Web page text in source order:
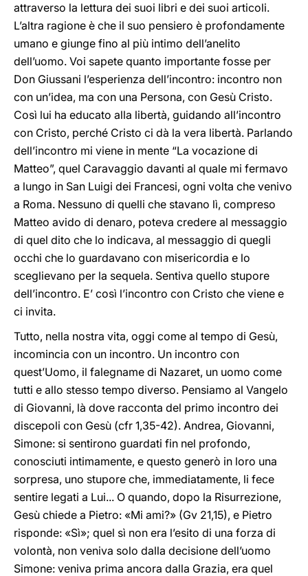
attraverso la lettura dei suoi libri e dei suoi articoli.
L’altra ragione è che il suo pensiero è profondamente
umano e giunge fino al più intimo dell’anelito
dell’uomo. Voi sapete quanto importante fosse per
Don Giussani l’esperienza dell’incontro: incontro non
con un’idea, ma con una Persona, con Gesù Cristo.
Così lui ha educato alla libertà, guidando all’incontro
con Cristo, perché Cristo ci dà la vera libertà. Parlando
dell’incontro mi viene in mente “La vocazione di
Matteo”, quel Caravaggio davanti al quale mi fermavo
a lungo in San Luigi dei Francesi, ogni volta che venivo
a Roma. Nessuno di quelli che stavano lì, compreso
Matteo avido di denaro, poteva credere al messaggio
di quel dito che lo indicava, al messaggio di quegli
occhi che lo guardavano con misericordia e lo
sceglievano per la sequela. Sentiva quello stupore
dell’incontro. E’ così l’incontro con Cristo che viene e
ci invita.
Tutto, nella nostra vita, oggi come al tempo di Gesù,
incomincia con un incontro. Un incontro con
quest’Uomo, il falegname di Nazaret, un uomo come
tutti e allo stesso tempo diverso. Pensiamo al Vangelo
di Giovanni, là dove racconta del primo incontro dei
discepoli con Gesù (cfr 1,35-42). Andrea, Giovanni,
Simone: si sentirono guardati fin nel profondo,
conosciuti intimamente, e questo generò in loro una
sorpresa, uno stupore che, immediatamente, li fece
sentire legati a Lui... O quando, dopo la Risurrezione,
Gesù chiede a Pietro: «Mi ami?» (Gv 21,15), e Pietro
risponde: «Sì»; quel sì non era l’esito di una forza di
volontà, non veniva solo dalla decisione dell’uomo
Simone: veniva prima ancora dalla Grazia, era quel